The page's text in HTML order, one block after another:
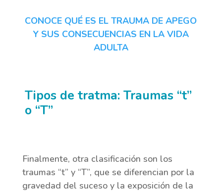
CONOCE QUÉ ES EL TRAUMA DE APEGO
Y SUS CONSECUENCIAS EN LA VIDA
ADULTA
Tipos de tratma: Traumas “t”
o “T”
Finalmente, otra clasificación son los
traumas “t” y “T”, que se diferencian por la
gravedad del suceso y la exposición de la